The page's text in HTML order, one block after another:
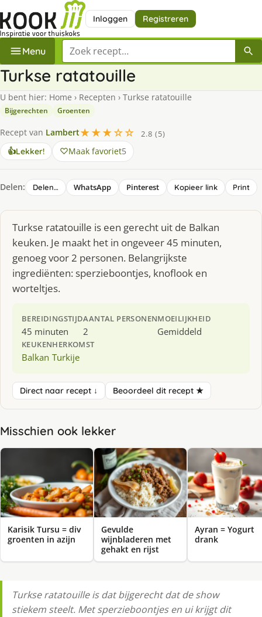
Inloggen Registreren
Menu Zoek een recept
Turkse ratatouille
U bent hier: Home › Recepten › Turkse ratatouille
Bijgerechten Groenten
Recept van Lambert★★★☆☆
2.8 (5)
👍Lekker! Maak favoriet5
Delen: Delen… WhatsApp Pinterest Kopieer link Print
Turkse ratatouille is een gerecht uit de Balkan
keuken. Je maakt het in ongeveer 45 minuten,
genoeg voor 2 personen. Belangrijkste
ingrediënten: sperzieboontjes, knoflook en
worteltjes.
BEREIDINGSTIJD
45 minuten
AANTAL PERSONEN
2
MOEILIJKHEID
Gemiddeld
KEUKEN
Balkan
HERKOMST
Turkije
Direct naar recept ↓ Beoordeel dit recept ★
Misschien ook lekker
Karisik Tursu = div
groenten in azijn
Gevulde
wijnbladeren met
gehakt en rijst
Ayran = Yogurt
drank
Turkse ratatouille is dat bijgerecht dat de show
stiekem steelt. Met sperzieboontjes en ui krijgt dit